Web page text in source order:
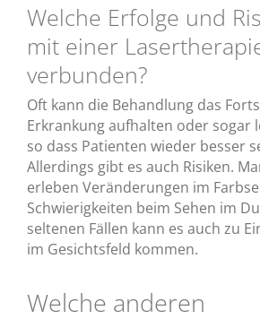
Welche Erfolge und
mit einer
verbunden?
Oft kann die Behandlung das
Erkrankung aufhalten oder sogar
so dass Patienten wieder besser
Allerdings gibt es auch Risiken.
erleben Veränderungen im
Schwierigkeiten beim Sehen im
seltenen Fällen kann es auch zu
im Gesichtsfeld kommen.
Welche anderen